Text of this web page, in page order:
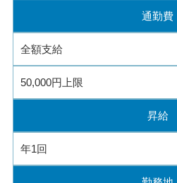
通勤費
全額支給
50,000円上限
昇給
年1回